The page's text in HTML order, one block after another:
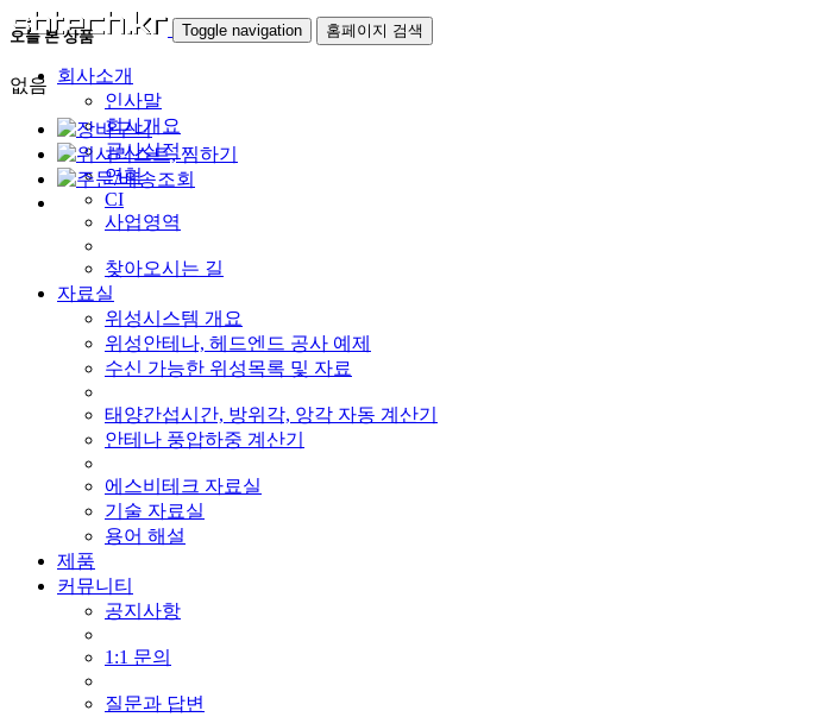
Toggle navigation 홈페이지 검색
회사소개
인사말
회사개요
공사실적
연혁
CI
사업영역
찾아오시는 길
자료실
위성시스템 개요
위성안테나, 헤드엔드 공사 예제
수신 가능한 위성목록 및 자료
태양간섭시간, 방위각, 앙각 자동 계산기
안테나 풍압하중 계산기
에스비테크 자료실
기술 자료실
용어 해설
제품
커뮤니티
공지사항
1:1 문의
질문과 답변
오늘 본 상품
없음